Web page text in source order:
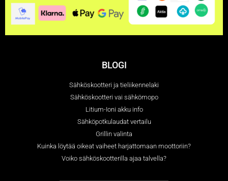
BLOGI
Sähköskootteri ja tieliikennelaki
Sähköskootteri vai sähkömopo
Litium-Ioni akku info
Sähköpotkulaudat vertailu
Grillin valinta
Kuinka löytää oikeat vaiheet harjattomaan moottoriin?
Voiko sähköskootterilla ajaa talvella?